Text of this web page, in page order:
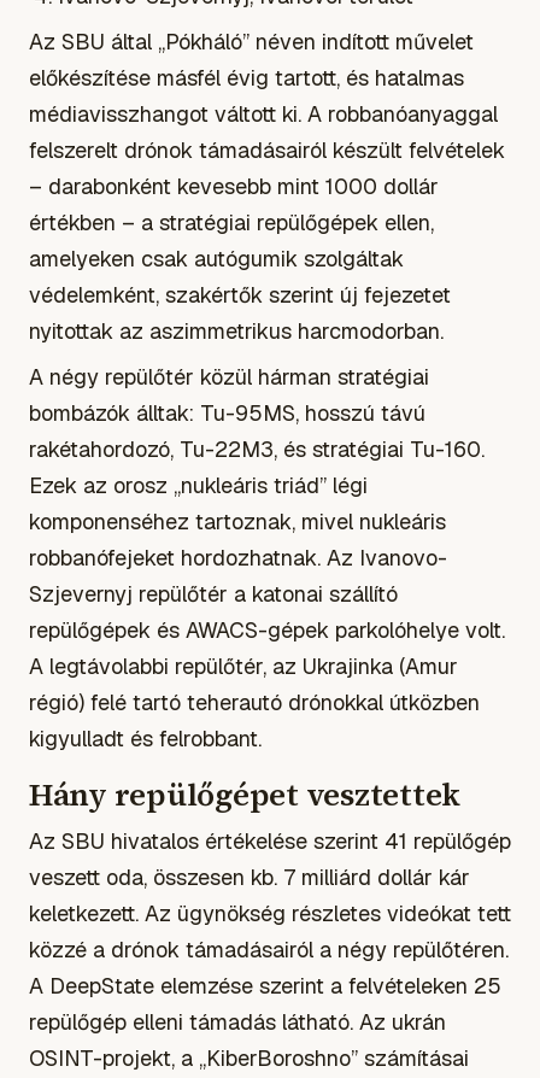
Az SBU által „Pókháló” néven indított művelet
előkészítése másfél évig tartott, és hatalmas
médiavisszhangot váltott ki. A robbanóanyaggal
felszerelt drónok támadásairól készült felvételek
– darabonként kevesebb mint 1000 dollár
értékben – a stratégiai repülőgépek ellen,
amelyeken csak autógumik szolgáltak
védelemként, szakértők szerint új fejezetet
nyitottak az aszimmetrikus harcmodorban.
A négy repülőtér közül hárman stratégiai
bombázók álltak: Tu-95MS, hosszú távú
rakétahordozó, Tu-22M3, és stratégiai Tu-160.
Ezek az orosz „nukleáris triád” légi
komponenséhez tartoznak, mivel nukleáris
robbanófejeket hordozhatnak. Az Ivanovo-
Szjevernyj repülőtér a katonai szállító
repülőgépek és AWACS-gépek parkolóhelye volt.
A legtávolabbi repülőtér, az Ukrajinka (Amur
régió) felé tartó teherautó drónokkal útközben
kigyulladt és felrobbant.
Hány repülőgépet vesztettek
Az SBU hivatalos értékelése szerint 41 repülőgép
veszett oda, összesen kb. 7 milliárd dollár kár
keletkezett. Az ügynökség részletes videókat tett
közzé a drónok támadásairól a négy repülőtéren.
A DeepState elemzése szerint a felvételeken 25
repülőgép elleni támadás látható. Az ukrán
OSINT-projekt, a „KiberBoroshno” számításai